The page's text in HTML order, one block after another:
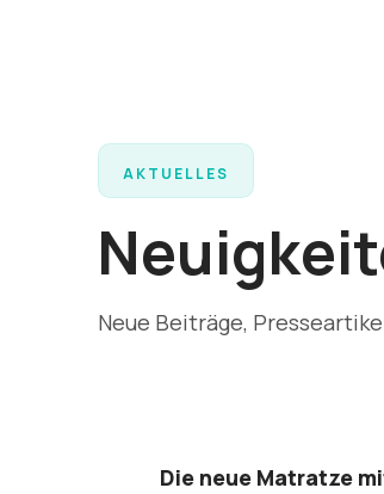
AKTUELLES
Neue Beiträge,
Die neue Matratze